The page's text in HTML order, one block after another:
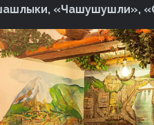
«Чашушушли»,